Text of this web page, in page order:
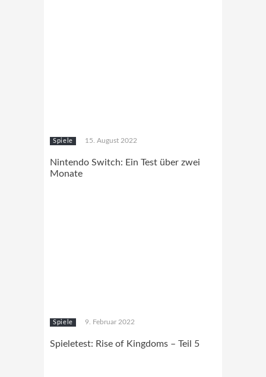
Spiele 15. August 2022
Nintendo Switch: Ein Test über zwei
Monate
Spiele 9. Februar 2022
Spieletest: Rise of Kingdoms – Teil 5